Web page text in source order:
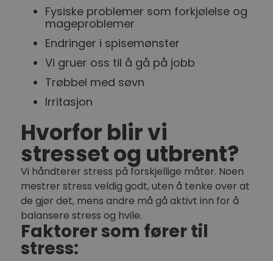
Fysiske problemer som forkjølelse og
mageproblemer
Endringer i spisemønster
Vi gruer oss til å gå på jobb
Trøbbel med søvn
Irritasjon
Hvorfor blir vi
stresset og utbrent?
Vi håndterer stress på forskjellige måter. Noen
mestrer stress veldig godt, uten å tenke over at
de gjør det, mens andre må gå aktivt inn for å
balansere stress og hvile.
Faktorer som fører til
stress: